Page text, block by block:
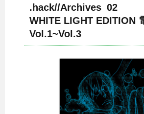
.hack//Archives_02
WHITE LIGHT EDITION
Vol.1~Vol.3